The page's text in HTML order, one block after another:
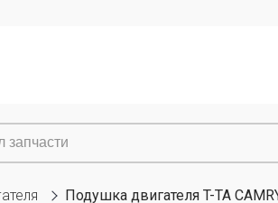
Подушка двигателя T-TA